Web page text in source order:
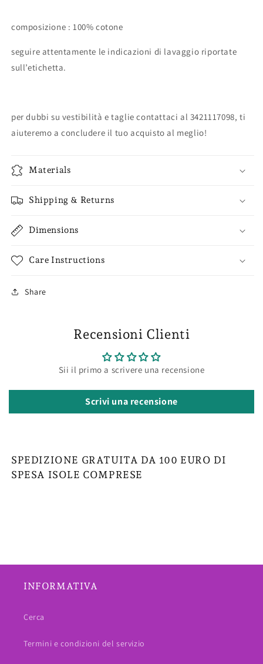
composizione : 100% cotone
seguire attentamente le indicazioni di lavaggio riportate
sull’etichetta.
per dubbi su vestibilità e taglie contattaci al 3421117098, ti
aiuteremo a concludere il tuo acquisto al meglio!
Materials
Shipping & Returns
Dimensions
Care Instructions
Share
Recensioni Clienti
Sii il primo a scrivere una recensione
Scrivi una recensione
SPEDIZIONE GRATUITA DA 100 EURO DI
SPESA ISOLE COMPRESE
INFORMATIVA
Cerca
Termini e condizioni del servizio